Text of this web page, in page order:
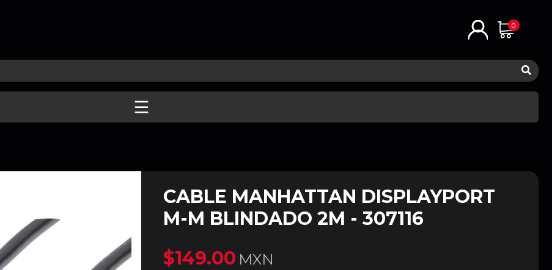
0
CABLE MANHATTAN DISPLAYPORT
M-M BLINDADO 2M - 307116
$149.00 MXN